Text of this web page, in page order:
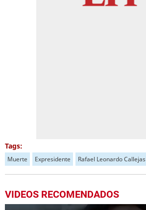
Tags:
Muerte Expresidente Rafael Leonardo Callejas
VIDEOS RECOMENDADOS